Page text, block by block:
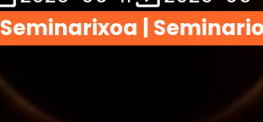
Seminarixoa | Seminario